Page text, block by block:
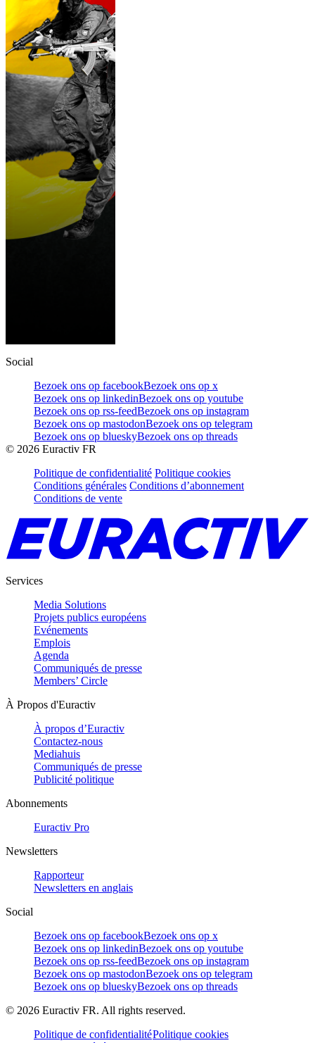
Social
Bezoek ons op facebookBezoek ons op x
Bezoek ons op linkedinBezoek ons op youtube
Bezoek ons op rss-feedBezoek ons op instagram
Bezoek ons op mastodonBezoek ons op telegram
Bezoek ons op blueskyBezoek ons op threads
© 2026 Euractiv FR
Politique de confidentialité Politique cookies
Conditions générales Conditions d’abonnement
Conditions de vente
Services
Media Solutions
Projets publics européens
Evénements
Emplois
Agenda
Communiqués de presse
Members’ Circle
À Propos d'Euractiv
À propos d’Euractiv
Contactez-nous
Mediahuis
Communiqués de presse
Publicité politique
Abonnements
Euractiv Pro
Newsletters
Rapporteur
Newsletters en anglais
Social
Bezoek ons op facebookBezoek ons op x
Bezoek ons op linkedinBezoek ons op youtube
Bezoek ons op rss-feedBezoek ons op instagram
Bezoek ons op mastodonBezoek ons op telegram
Bezoek ons op blueskyBezoek ons op threads
© 2026 Euractiv FR. All rights reserved.
Politique de confidentialitéPolitique cookies